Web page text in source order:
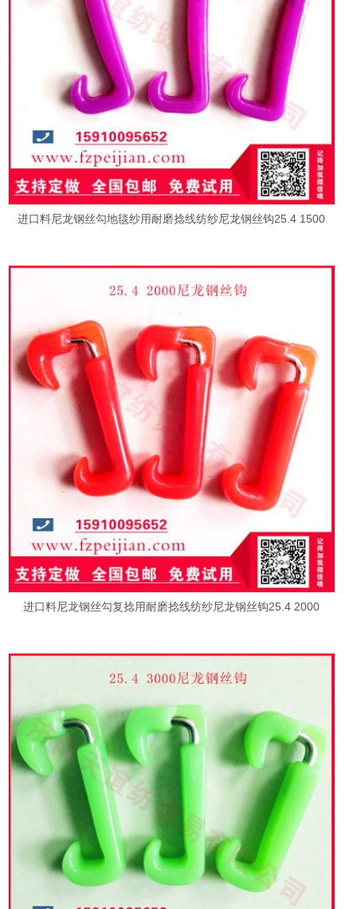
进口料尼龙钢丝勾地毯纱用耐磨捻线纺纱尼龙钢丝钩25.4 1500
进口料尼龙钢丝勾复捻用耐磨捻线纺纱尼龙钢丝钩25.4 2000